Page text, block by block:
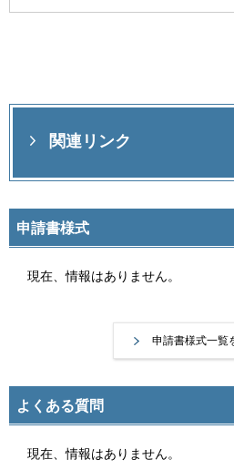
関連リンク
申請書様式
現在、情報はありません。
申請書様式一覧
よくある質問
現在、情報はありません。